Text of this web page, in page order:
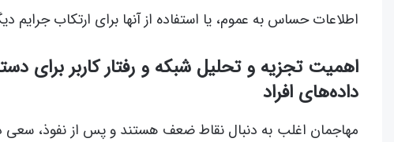
اطلاعات حساس به عموم، یا استفاده از آنها برای ارتکاب جرایم
اهمیت تجزیه و تحلیل شبکه و رفتار کاربر برای
داده‌های افراد
مهاجمان اغلب به دنبال نقاط ضعف هستند و پس از نفوذ، سعی